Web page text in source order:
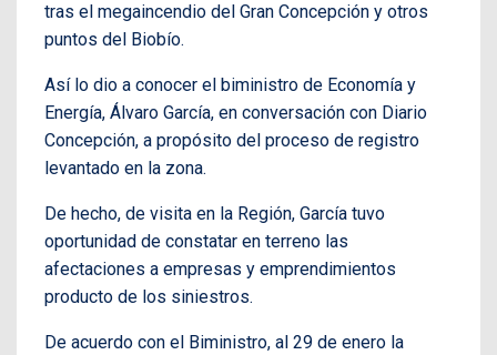
tras el megaincendio del Gran Concepción y otros
puntos del Biobío.
Así lo dio a conocer el biministro de Economía y
Energía, Álvaro García, en conversación con Diario
Concepción, a propósito del proceso de registro
levantado en la zona.
De hecho, de visita en la Región, García tuvo
oportunidad de constatar en terreno las
afectaciones a empresas y emprendimientos
producto de los siniestros.
De acuerdo con el Biministro, al 29 de enero la